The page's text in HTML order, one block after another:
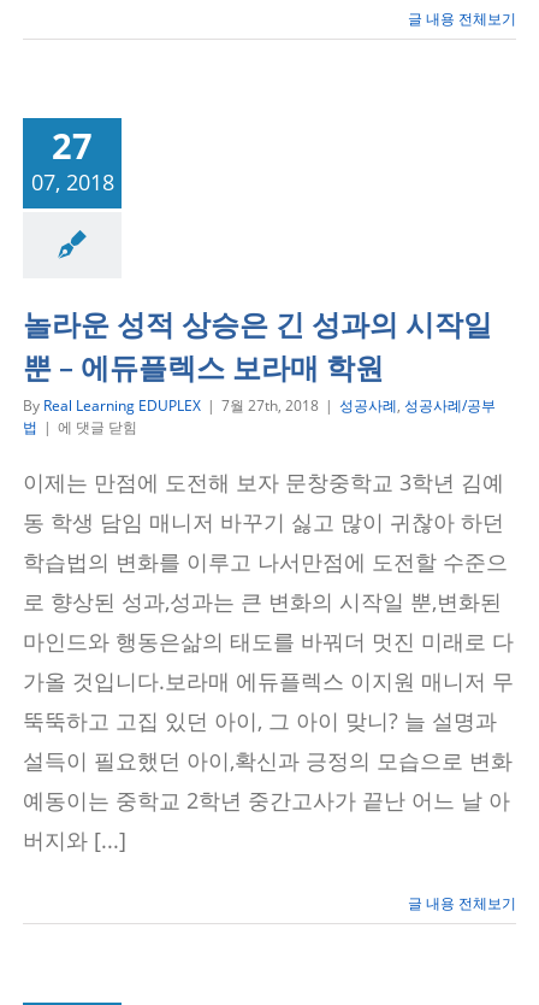
듀
플
글 내용 전체보기
27
07, 2018
놀라운 성적 상승은 긴 성과의 시작일
뿐 – 에듀플렉스 보라매 학원
By Real Learning EDUPLEX | 7월 27th, 2018 | 성공사례, 성공사례/공부
법 | 놀
운
성
적
상
승
은
긴
과
시
작
일
뿐
–
에
듀
플
라
에 댓글 닫힘
이제는 만점에 도전해 보자 문창중학교 3학년 김예
동 학생 담임 매니저 바꾸기 싫고 많이 귀찮아 하던
학습법의 변화를 이루고 나서만점에 도전할 수준으
로 향상된 성과,성과는 큰 변화의 시작일 뿐,변화된
마인드와 행동은삶의 태도를 바꿔더 멋진 미래로 다
가올 것입니다.보라매 에듀플렉스 이지원 매니저 무
뚝뚝하고 고집 있던 아이, 그 아이 맞니? 늘 설명과
설득이 필요했던 아이,확신과 긍정의 모습으로 변화
예동이는 중학교 2학년 중간고사가 끝난 어느 날 아
버지와 [...]
글 내용 전체보기